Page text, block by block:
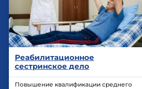
Реабилитационное
сестринское дело
Повышение квалификации среднего